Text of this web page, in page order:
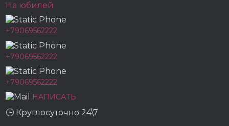
На юбилей
+79069562222
+79069562222
+79069562222
НАПИСАТЬ
🕒 Круглосуточно 24\7